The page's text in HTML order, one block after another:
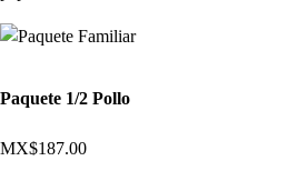
Paquete 1/2 Pollo
MX$187.00